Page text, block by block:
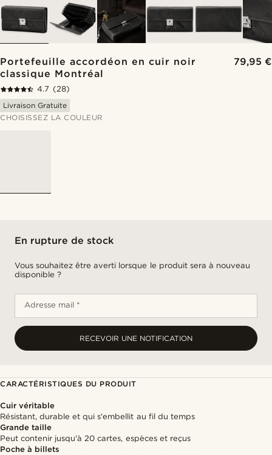
Portefeuille accordéon en cuir noir
classique Montréal
79,95 €
4.7 (28)
Livraison Gratuite
CHOISISSEZ LA COULEUR
En rupture de stock
Vous souhaitez être averti lorsque le produit sera à nouveau
disponible ?
Adresse mail *
RECEVOIR UNE NOTIFICATION
CARACTÉRISTIQUES DU PRODUIT
Cuir véritable
Résistant, durable et qui s'embellit au fil du temps
Grande taille
Peut contenir jusqu'à 20 cartes, espèces et reçus
Poche à billets